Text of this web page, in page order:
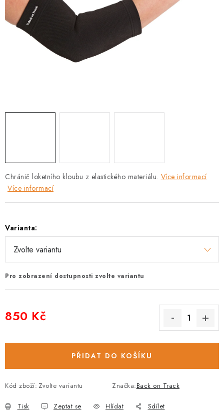
BLOG
Výměna, vrácení a reklamace
Obchodní podmínky
FAQ
Chránič loketního kloubu z elastického materiálu. Více informací
Více informací
Varianta:
Pro zobrazení dostupnosti zvolte variantu
850 Kč
PŘIDAT DO KOŠÍKU
Kód zboží: Zvolte variantu Značka:Back on Track
Tisk Zeptat se Hlídat Sdílet